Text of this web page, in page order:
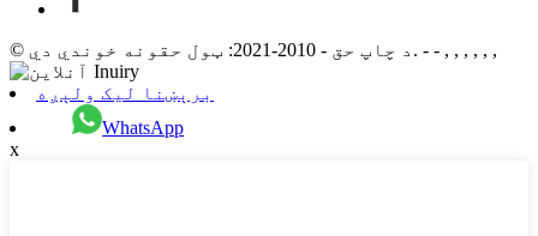
© د چاپ حق - 2010-2021: ټول حقونه خوندي دي. - - , , , , , ,
برېښنا لیک ولېږه
WhatsApp
x